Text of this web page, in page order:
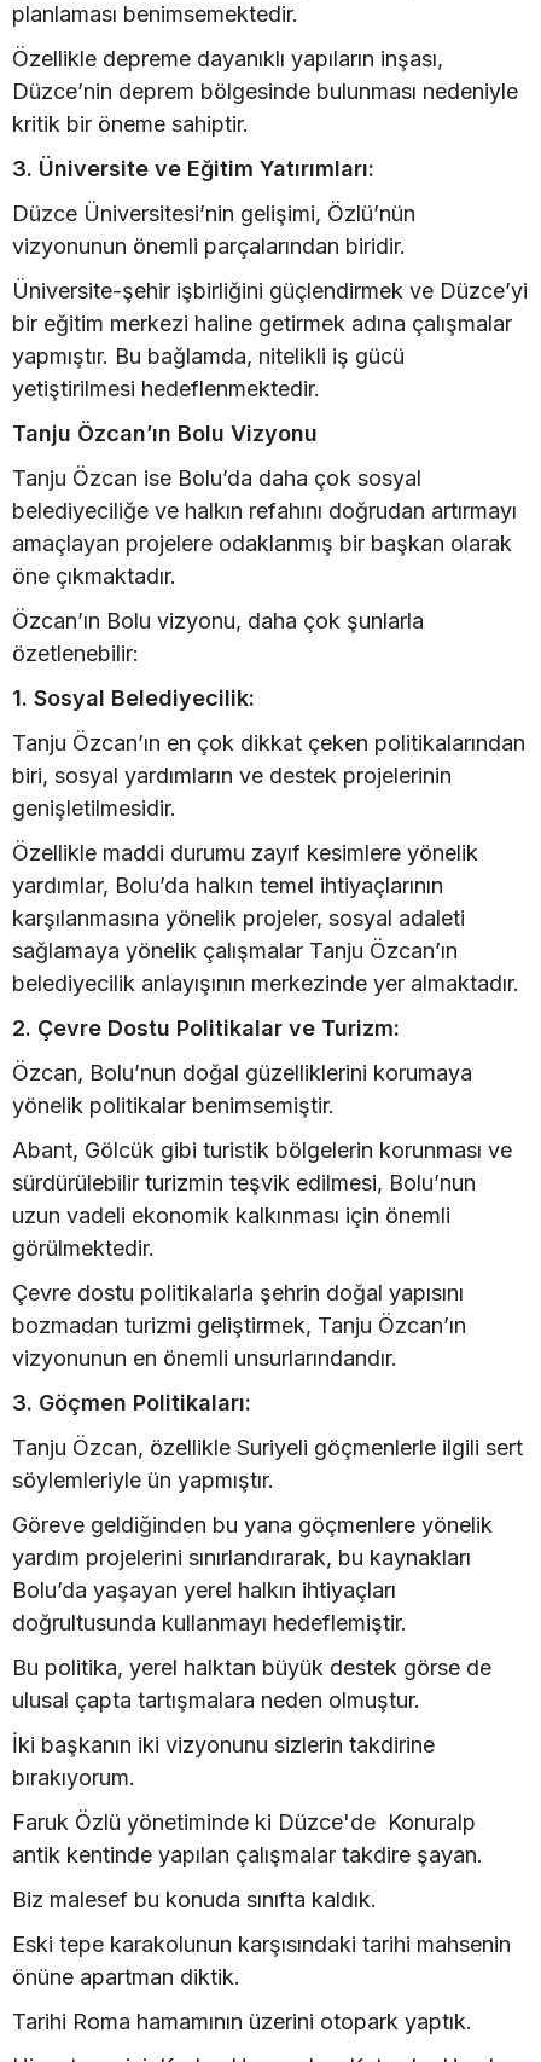
planlaması benimsemektedir.
Özellikle depreme dayanıklı yapıların inşası,
Düzce’nin deprem bölgesinde bulunması nedeniyle
kritik bir öneme sahiptir.
3. Üniversite ve Eğitim Yatırımları:
Düzce Üniversitesi’nin gelişimi, Özlü’nün
vizyonunun önemli parçalarından biridir.
Üniversite-şehir işbirliğini güçlendirmek ve Düzce’yi
bir eğitim merkezi haline getirmek adına çalışmalar
yapmıştır. Bu bağlamda, nitelikli iş gücü
yetiştirilmesi hedeflenmektedir.
Tanju Özcan’ın Bolu Vizyonu
Tanju Özcan ise Bolu’da daha çok sosyal
belediyeciliğe ve halkın refahını doğrudan artırmayı
amaçlayan projelere odaklanmış bir başkan olarak
öne çıkmaktadır.
Özcan’ın Bolu vizyonu, daha çok şunlarla
özetlenebilir:
1. Sosyal Belediyecilik:
Tanju Özcan’ın en çok dikkat çeken politikalarından
biri, sosyal yardımların ve destek projelerinin
genişletilmesidir.
Özellikle maddi durumu zayıf kesimlere yönelik
yardımlar, Bolu’da halkın temel ihtiyaçlarının
karşılanmasına yönelik projeler, sosyal adaleti
sağlamaya yönelik çalışmalar Tanju Özcan’ın
belediyecilik anlayışının merkezinde yer almaktadır.
2. Çevre Dostu Politikalar ve Turizm:
Özcan, Bolu’nun doğal güzelliklerini korumaya
yönelik politikalar benimsemiştir.
Abant, Gölcük gibi turistik bölgelerin korunması ve
sürdürülebilir turizmin teşvik edilmesi, Bolu’nun
uzun vadeli ekonomik kalkınması için önemli
görülmektedir.
Çevre dostu politikalarla şehrin doğal yapısını
bozmadan turizmi geliştirmek, Tanju Özcan’ın
vizyonunun en önemli unsurlarındandır.
3. Göçmen Politikaları:
Tanju Özcan, özellikle Suriyeli göçmenlerle ilgili sert
söylemleriyle ün yapmıştır.
Göreve geldiğinden bu yana göçmenlere yönelik
yardım projelerini sınırlandırarak, bu kaynakları
Bolu’da yaşayan yerel halkın ihtiyaçları
doğrultusunda kullanmayı hedeflemiştir.
Bu politika, yerel halktan büyük destek görse de
ulusal çapta tartışmalara neden olmuştur.
İki başkanın iki vizyonunu sizlerin takdirine
bırakıyorum.
Faruk Özlü yönetiminde ki Düzce'de Konuralp
antik kentinde yapılan çalışmalar takdire şayan.
Biz malesef bu konuda sınıfta kaldık.
Eski tepe karakolunun karşısındaki tarihi mahsenin
önüne apartman diktik.
Tarihi Roma hamamının üzerini otopark yaptık.